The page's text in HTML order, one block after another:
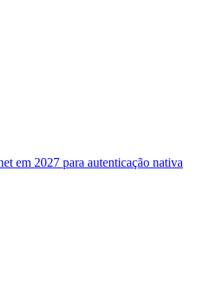
em 2027 para autenticação nativa